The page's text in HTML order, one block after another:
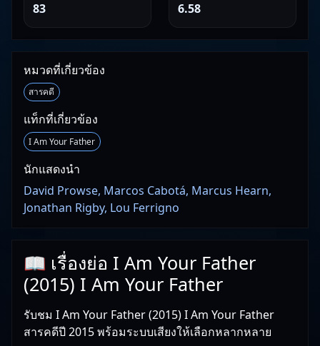
83 6.58
หมวดที่เกี่ยวข้อง
สารคดี
แท็กที่เกี่ยวข้อง
I Am Your Father
นักแสดงนำ
David Prowse, Marcos Cabotá, Marcus Hearn,
Jonathan Rigby, Lou Ferrigno
📖 เรื่องย่อ I Am Your Father
(2015) I Am Your Father
รับชม I Am Your Father (2015) I Am Your Father
สารคดีปี 2015 พร้อมระบบเสียงให้เลือกหลากหลาย